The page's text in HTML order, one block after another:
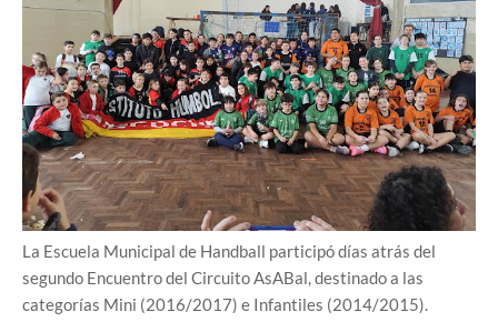
La Escuela Municipal de Handball participó días atrás del
segundo Encuentro del Circuito AsABal, destinado a las
categorías Mini (2016/2017) e Infantiles (2014/2015).